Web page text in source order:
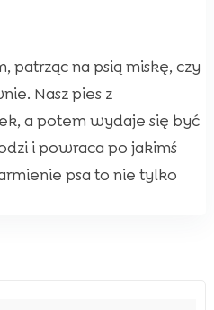
patrząc na psią miskę, czy
Nasz pies z
a potem wydaje się być
i powraca po jakimś
psa to nie tylko